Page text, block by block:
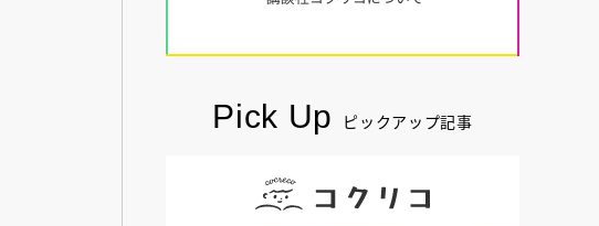
Pick Up ピックアップ記事